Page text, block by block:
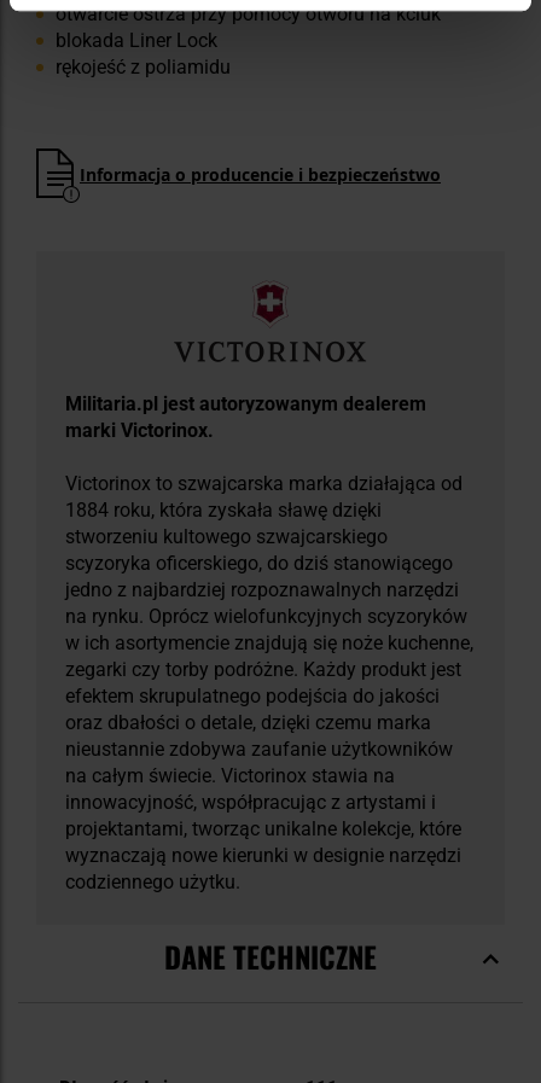
otwarcie ostrza przy pomocy otworu na kciuk
blokada Liner Lock
rękojeść z poliamidu
Informacja o producencie i bezpieczeństwo
Militaria.pl jest autoryzowanym dealerem
marki Victorinox.
Victorinox to szwajcarska marka działająca od
1884 roku, która zyskała sławę dzięki
stworzeniu kultowego szwajcarskiego
scyzoryka oficerskiego, do dziś stanowiącego
jedno z najbardziej rozpoznawalnych narzędzi
na rynku. Oprócz wielofunkcyjnych scyzoryków
w ich asortymencie znajdują się noże kuchenne,
zegarki czy torby podróżne. Każdy produkt jest
efektem skrupulatnego podejścia do jakości
oraz dbałości o detale, dzięki czemu marka
nieustannie zdobywa zaufanie użytkowników
na całym świecie. Victorinox stawia na
innowacyjność, współpracując z artystami i
projektantami, tworząc unikalne kolekcje, które
wyznaczają nowe kierunki w designie narzędzi
codziennego użytku.
DANE TECHNICZNE